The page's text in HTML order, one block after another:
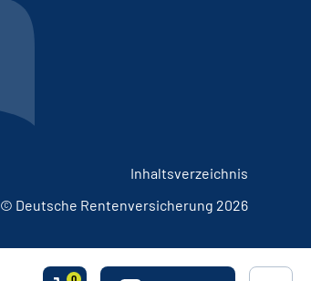
Inhaltsverzeichnis
© Deutsche Rentenversicherung 2026